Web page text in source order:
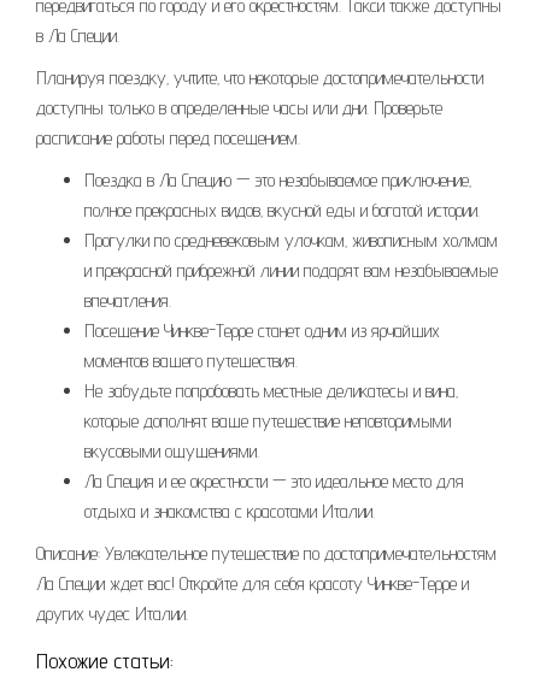
передвигаться по городу и его окрестностям. Такси также доступны
в Ла Специи.
Планируя поездку‚ учтите‚ что некоторые достопримечательности
доступны только в определенные часы или дни. Проверьте
расписание работы перед посещением.
Поездка в Ла Специю — это незабываемое приключение‚
полное прекрасных видов‚ вкусной еды и богатой истории.
Прогулки по средневековым улочкам‚ живописным холмам
и прекрасной прибрежной линии подарят вам незабываемые
впечатления.
Посещение Чинкве-Терре станет одним из ярчайших
моментов вашего путешествия.
Не забудьте попробовать местные деликатесы и вина‚
которые дополнят ваше путешествие неповторимыми
вкусовыми ощущениями.
Ла Специя и ее окрестности — это идеальное место для
отдыха и знакомства с красотами Италии.
Описание: Увлекательное путешествие по достопримечательностям
Ла Специи ждет вас! Откройте для себя красоту Чинкве-Терре и
других чудес Италии.
Похожие статьи: